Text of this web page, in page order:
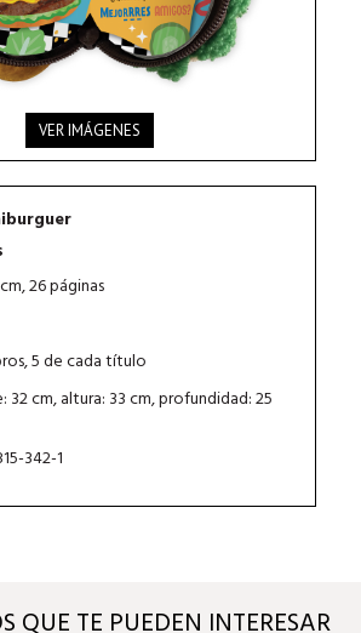
VER IMÁGENES
26 páginas
5 de cada título
32 cm, altura: 33 cm, profundidad: 25
342-1
QUE TE PUEDEN INTERESAR